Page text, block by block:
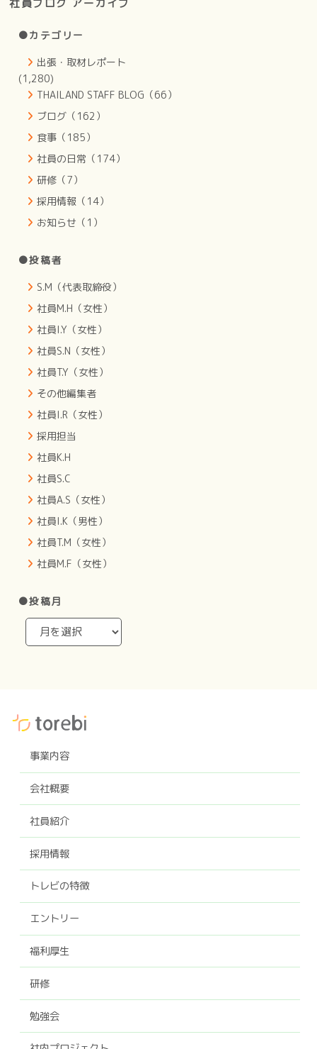
●カテゴリー
出張・取材レポート
(1,280)
THAILAND STAFF BLOG（66）
ブログ（162）
食事（185）
社員の日常（174）
研修（7）
採用情報（14）
お知らせ（1）
●投稿者
S.M（代表取締役）
社員M.H（女性）
社員I.Y（女性）
社員S.N（女性）
社員T.Y（女性）
その他編集者
社員I.R（女性）
採用担当
社員K.H
社員S.C
社員A.S（女性）
社員I.K（男性）
社員T.M（女性）
社員M.F（女性）
●投稿月
事業内容
会社概要
社員紹介
採用情報
トレビの特徴
エントリー
福利厚生
研修
勉強会